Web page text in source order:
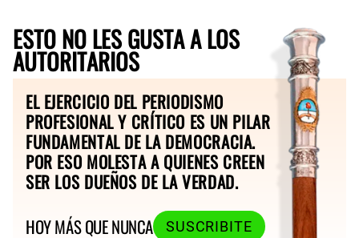
ESTO NO LES GUSTA A LOS
AUTORITARIOS
EL EJERCICIO DEL PERIODISMO
PROFESIONAL Y CRÍTICO ES UN PILAR
FUNDAMENTAL DE LA DEMOCRACIA.
POR ESO MOLESTA A QUIENES CREEN
SER LOS DUEÑOS DE LA VERDAD.
HOY MÁS QUE NUNCA
SUSCRIBITE